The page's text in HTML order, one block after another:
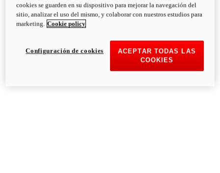
cookies se guarden en su dispositivo para mejorar la navegación del
sitio, analizar el uso del mismo, y colaborar con nuestros estudios para
marketing. Cookie policy
ACEPTAR TODAS LAS
COOKIES
Configuración de cookies